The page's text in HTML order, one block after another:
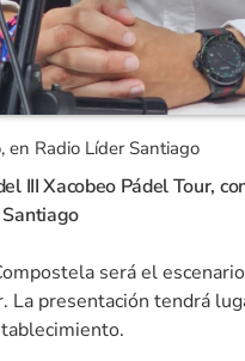
en Radio Líder Santiago
III Xacobeo Pádel Tour,
será el
La presentación tendrá